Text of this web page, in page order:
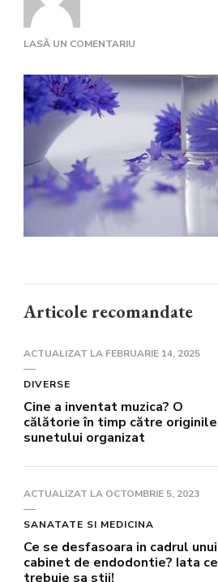
LASĂ UN COMENTARIU
ESENTIALE
Articole recomandate
ACTUALIZAT LA FEBRUARIE 14, 2025
DIVERSE
Cine a inventat muzica? O
călătorie în timp către originile
sunetului organizat
ACTUALIZAT LA OCTOMBRIE 5, 2023
SANATATE SI MEDICINA
Ce se desfasoara in cadrul unui
cabinet de endodontie? Iata ce
trebuie sa stii!